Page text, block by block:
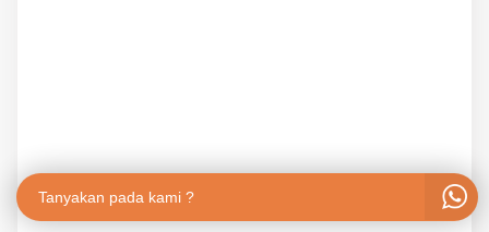
Tanyakan pada kami ?